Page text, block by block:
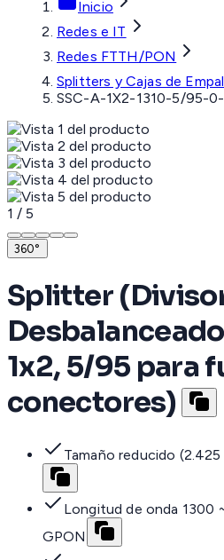
Inicio
Redes e IT
Redes FTTH/PON
Splitters y Cajas de
SSC-A-1X2-1310-5/95-
1 / 5
360°
Splitter
1x2, 5/95 para
conectores)
Tamaño reducido
Longitud de onda 1300
GPON